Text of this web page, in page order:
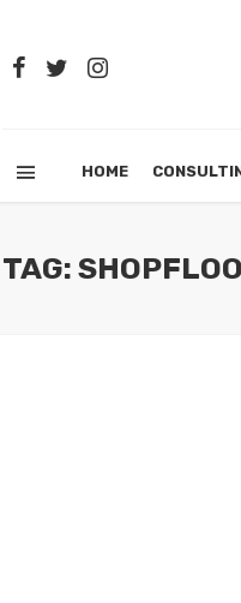
HOME
TAG: